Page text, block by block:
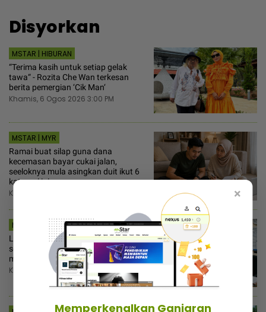
Disyorkan
MSTAR | HIBURAN
“Terima kasih untuk setiap gelak
tawa“ - Rozita Che Wan terkesan
berita pemergian ‘Cik Man‘
Khamis, 6 Ogos 2026 3:00 PM
MSTAR | MYR
Ramai buat silap guna dana
kecemasan bayar cukai jalan,
seeloknya mula asingkan duit ikut 6
kategori ini
Khamis, 6 Ogos 2026 2:30 PM
MSTAR | VIRAL
Lupa kes tipu tarikh MC belum
selesai, bekas pekerja ada hati ugut
majikan lambat bayar gaji
Khamis, 6 Ogos 2026 2:00 PM
×
Memperkenalkan Ganjaran